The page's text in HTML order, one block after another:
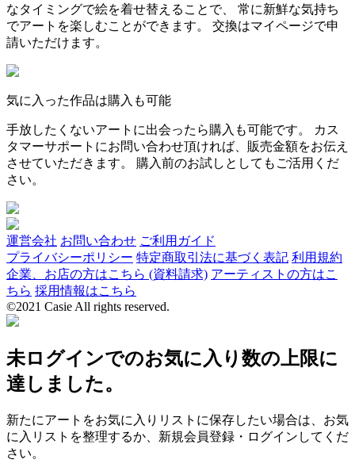
なタイミングで絵を着せ替えることで、 常に新鮮な気持ち
でアートを楽しむことができます。 交換はマイページで申
請いただけます。
気に入った作品は購入も可能
手放したくないアートに出会ったら購入も可能です。 カス
タマーサポートにお問い合わせ頂ければ、販売金額をお伝え
させていただきます。 購入前のお試しとしてもご活用くだ
さい。
運営会社 お問い合わせ ご利用ガイド
プライバシーポリシー 特定商取引法に基づく表記 利用規約
企業、お店の方はこちら (資料請求) アーティストの方はこ
ちら 採用情報はこちら
©2021 Casie All rights reserved.
未ログインでのお気に入り数の上限に
達しました。
新たにアートをお気に入りリストに保存したい場合は、お気
に入リストを整理するか、新規会員登録・ログインしてくだ
さい。